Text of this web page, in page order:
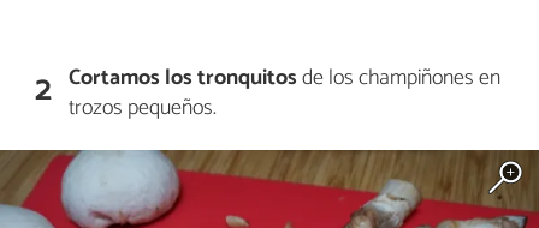
2 Cortamos los tronquitosde los champiñones en
trozos pequeños.